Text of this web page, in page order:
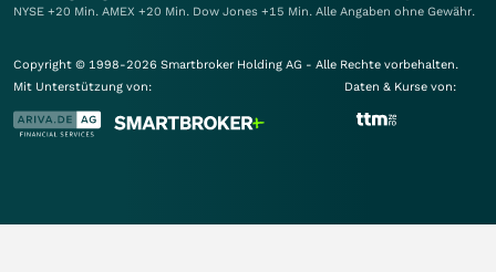
NYSE +20 Min. AMEX +20 Min. Dow Jones +15 Min. Alle Angaben ohne Gewähr.
Copyright © 1998-2026 Smartbroker Holding AG - Alle Rechte vorbehalten.
Mit Unterstützung von:
Daten & Kurse von: